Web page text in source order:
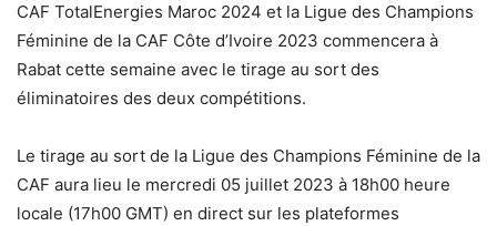
CAF TotalEnergies Maroc 2024 et la Ligue des Champions
Féminine de la CAF Côte d’Ivoire 2023 commencera à
Rabat cette semaine avec le tirage au sort des
éliminatoires des deux compétitions.
Le tirage au sort de la Ligue des Champions Féminine de la
CAF aura lieu le mercredi 05 juillet 2023 à 18h00 heure
locale (17h00 GMT) en direct sur les plateformes